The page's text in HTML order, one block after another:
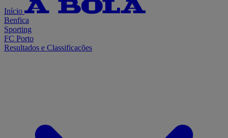
Início
Benfica
Sporting
FC Porto
Resultados e Classificações